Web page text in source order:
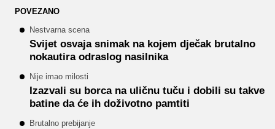
POVEZANO
Nestvarna scena
Svijet osvaja snimak na kojem dječak brutalno
nokautira odraslog nasilnika
Nije imao milosti
Izazvali su borca na uličnu tuču i dobili su takve
batine da će ih doživotno pamtiti
Brutalno prebijanje